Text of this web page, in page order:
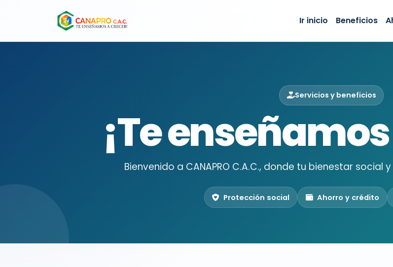
Ir inicio Beneficios
Servicios y beneficios
¡Te
Bienvenido a CANAPRO C.A.C., donde tu bienestar
Protección social Ahorro y crédito